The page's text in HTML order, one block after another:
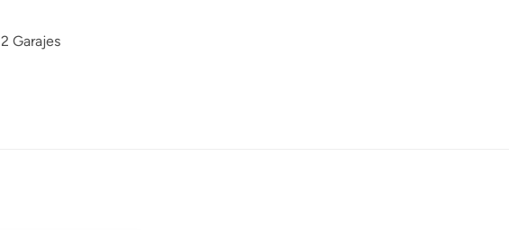
2 Garajes